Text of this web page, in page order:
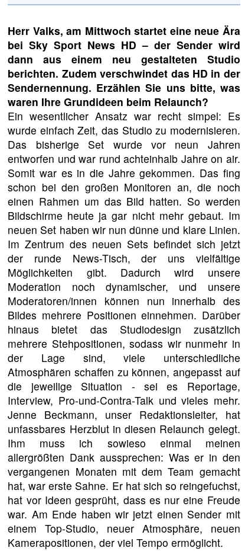
Herr Valks, am Mittwoch startet eine neue Ära
bei Sky Sport News HD – der Sender wird
dann aus einem neu gestalteten Studio
berichten. Zudem verschwindet das HD in der
Sendernennung. Erzählen Sie uns bitte, was
waren Ihre Grundideen beim Relaunch?
Ein wesentlicher Ansatz war recht simpel: Es
wurde einfach Zeit, das Studio zu modernisieren.
Das bisherige Set wurde vor neun Jahren
entworfen und war rund achteinhalb Jahre on air.
Somit war es in die Jahre gekommen. Das fing
schon bei den großen Monitoren an, die noch
einen Rahmen um das Bild hatten. So werden
Bildschirme heute ja gar nicht mehr gebaut. Im
neuen Set haben wir nun dünne und klare Linien.
Im Zentrum des neuen Sets befindet sich jetzt
der runde News-Tisch, der uns vielfältige
Möglichkeiten gibt. Dadurch wird unsere
Moderation noch dynamischer, und unsere
Moderatoren/innen können nun innerhalb des
Bildes mehrere Positionen einnehmen. Darüber
hinaus bietet das Studiodesign zusätzlich
mehrere Stehpositionen, sodass wir nunmehr in
der Lage sind, viele unterschiedliche
Atmosphären schaffen zu können, angepasst auf
die jeweilige Situation - sei es Reportage,
Interview, Pro-und-Contra-Talk und vieles mehr.
Jenne Beckmann, unser Redaktionsleiter, hat
unfassbares Herzblut in diesen Relaunch gelegt.
Ihm muss ich sowieso einmal meinen
allergrößten Dank aussprechen: Was er in den
vergangenen Monaten mit dem Team gemacht
hat, war erste Sahne. Er hat sich so reingefuchst,
hat vor Ideen gesprüht, dass es nur eine Freude
war. Am Ende haben wir jetzt einen Sender mit
einem Top-Studio, neuer Atmosphäre, neuen
Kamerapositionen, der viel Tempo ermöglicht.